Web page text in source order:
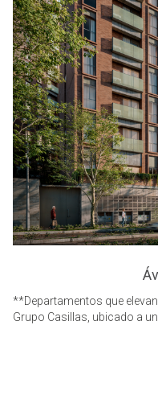
**Departamentos que elevan tu estilo
Grupo Casillas, ubicado a